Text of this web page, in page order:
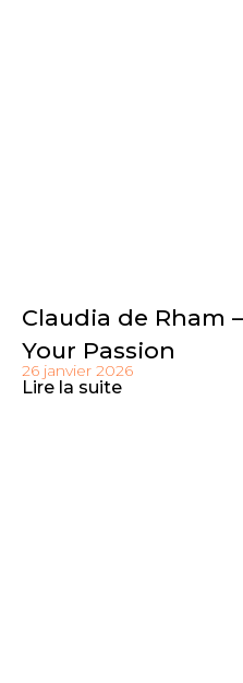
Claudia de Rham
Your Passion
26 janvier 2026
Lire la suite